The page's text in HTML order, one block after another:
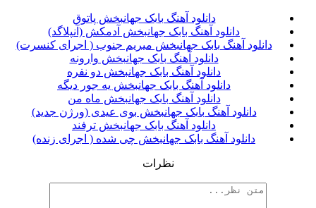
دانلود آهنگ بابک جهانبخش پاتوق
دانلود آهنگ بابک جهانبخش آدمکش (آنپلاگد)
دانلود آهنگ بابک جهانبخش میریم جنوب ( اجرای کنسرت)
دانلود آهنگ بابک جهانبخش وارونه
دانلود آهنگ بابک جهانبخش دو نفره
دانلود آهنگ بابک جهانبخش یه جور دیگه
دانلود آهنگ بابک جهانبخش ماه من
دانلود آهنگ بابک جهانبخش بوی عیدی (ورژن جدید)
دانلود آهنگ بابک جهانبخش ترفند
دانلود آهنگ بابک جهانبخش چی شده ( اجرای زنده)
نظرات